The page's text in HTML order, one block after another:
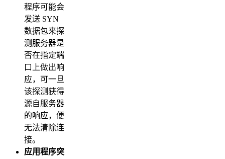
程序可能会
发送 SYN
数据包来探
测服务器是
否在指定端
口上做出响
应，可一旦
该探测获得
源自服务器
的响应，便
无法清除连
接。
应用程序突